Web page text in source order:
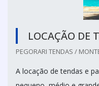
LOCAÇÃO DE
PEGORARI TENDAS /
A locação de tendas e